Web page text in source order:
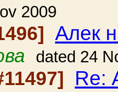
2009
Алек
dated 24
Re: